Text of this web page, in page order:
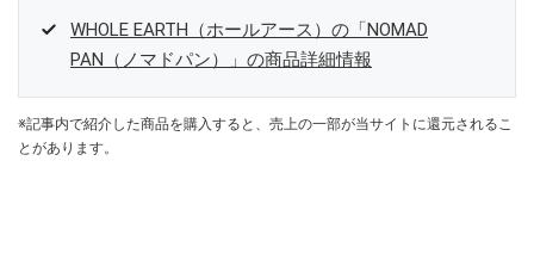
WHOLE EARTH（ホールアース）の「NOMAD
PAN（ノマドパン）」の商品詳細情報
※記事内で紹介した商品を購入すると、売上の一部が当サイトに還元されるこ
とがあります。